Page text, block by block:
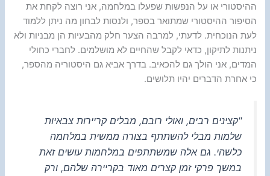
ההיסטורי או על הנפשות שפעלו במלחמה, אני רוצה לקחת את
הסיפור ההיסטורי שמתואר בספר, ולנסות לבחון מה ניתן ללמוד
לעת הנוכחית. לדעתי, למרבה הצער חלק מהבעיות הן מבניות ולא
ניתנות לתיקון, כדאי לקבל שהחיים לא מושלמים. לחברי כחולי
המדים, אני הולך גם להכאיב. בדרך אביא גם היסטוריה מהספר,
כי אחרת הדברים יהיו תלושים.
"קצינים רבים, ואולי רובם, מבלים קריירות צבאיות
שלמות מבלי להשתתף בצורה ממשית במלחמה
כלשהי. גם אלה שמשתתפים במלחמות עושים זאת
במשך פרקי זמן קצרים מאוד בקריירה שלהם, ורק